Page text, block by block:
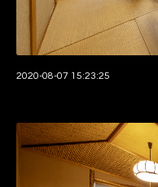
2020-08-07 15:23:25